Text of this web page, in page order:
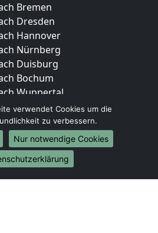
Bremen
Dresden
Hannover
Nürnberg
Duisburg
Bochum
Wuppertal
Bielefeld
Bonn
Münster
Brasilien
verwendet Cookies um die
zu verbessern.
Nur notwendige Cookies